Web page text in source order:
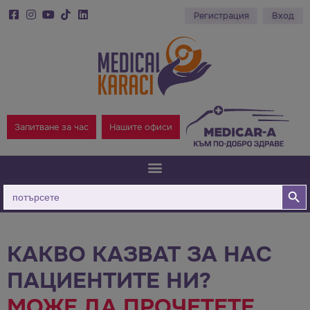
Регистрация Вход
Запитване за час Нашите офиси
Търсене
за:
Бутон
КАКВО КАЗВАТ ЗА НАС
ПАЦИЕНТИТЕ НИ?